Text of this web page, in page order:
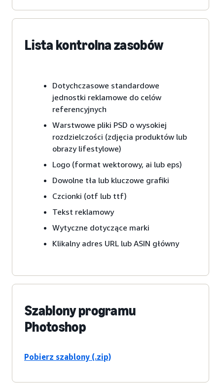
Lista kontrolna zasobów
Dotychczasowe standardowe
jednostki reklamowe do celów
referencyjnych
Warstwowe pliki PSD o wysokiej
rozdzielczości (zdjęcia produktów lub
obrazy lifestylowe)
Logo (format wektorowy, ai lub eps)
Dowolne tła lub kluczowe grafiki
Czcionki (otf lub ttf)
Tekst reklamowy
Wytyczne dotyczące marki
Klikalny adres URL lub ASIN główny
Szablony programu
Photoshop
Pobierz szablony (.zip)